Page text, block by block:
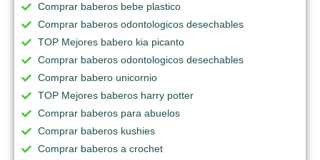
Comprar baberos bebe plastico
Comprar baberos odontologicos desechables
TOP Mejores babero kia picanto
Comprar baberos odontologicos desechables
Comprar babero unicornio
TOP Mejores baberos harry potter
Comprar baberos para abuelos
Comprar baberos kushies
Comprar baberos a crochet